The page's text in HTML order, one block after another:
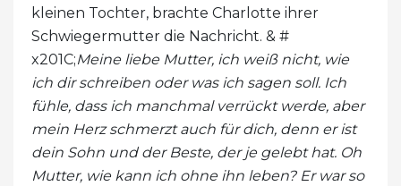
kleinen Tochter, brachte Charlotte ihrer
Schwiegermutter die Nachricht. & #
x201C;Meine liebe Mutter, ich weiß nicht, wie
ich dir schreiben oder was ich sagen soll. Ich
fühle, dass ich manchmal verrückt werde, aber
mein Herz schmerzt auch für dich, denn er ist
dein Sohn und der Beste, der je gelebt hat. Oh
Mutter, wie kann ich ohne ihn leben? Er war so